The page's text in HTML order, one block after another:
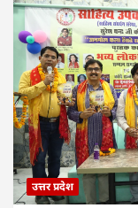
उत्तर प्रदेश